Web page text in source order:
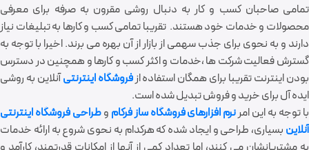
تمامی صاحبان کسب و کار به دنبال روشی مقرون به صرفه برای معرفی
محصولات و خدمات خود هستند. تقریبا تمامی کسب و کارها به تبلیغات نیاز
دارند و به نحوی برای جذب سهمی از بازار از آن بهره می برند. اخیرا با توجه به
گسترش فعالیت شرکت ها ،خدمات و اکثر کسب و کارها و همچنین در دسترس
بودن اینترنت تقریبا برای همگان استفاده ازفروشگاه اینترنتیآنلاین به روشی
ایده آل برای خرید و فروش تبدیل شده است.
با توجه به این امر نرم افزارهای فروشگاه ساز فرکام وطراحی فروشگاه اینترنتی
آنلاین بسیاری، طراحی و ایجاد شده که هرکدام به نحوی شروع به ارائه خدمات